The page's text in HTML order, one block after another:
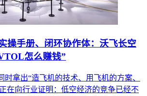
操手册、闭环协作体：沃飞长空
怎么赚钱”
时拿出“造飞机的技术、用飞机的方案、
在向行业证明：低空经济的竞争已经不